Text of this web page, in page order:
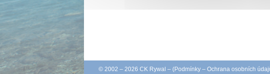
© 2002 – 2026 CK Rywal – (Podmínky – Ochrana osobních